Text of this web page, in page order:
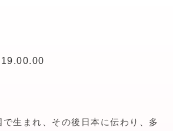
生まれ、その後日本に伝わり、多